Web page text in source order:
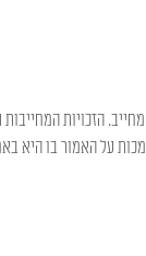
הזכויות
על האמור בו היא